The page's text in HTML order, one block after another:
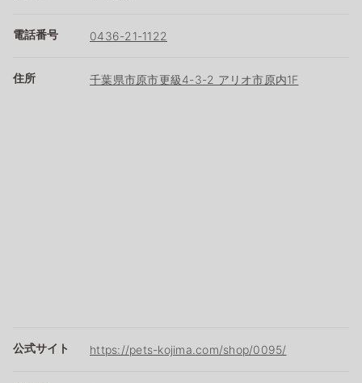
電話番号 0436-21-1122
住所 千葉県市原市更級4-3-2 アリオ市原内1F
公式サイト https://pets-kojima.com/shop/0095/